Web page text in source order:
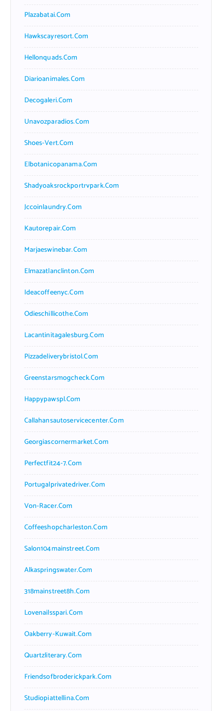
Plazabatai.com
Hawkscayresort.com
Hellonquads.com
Diarioanimales.com
Decogaleri.com
Unavozparadios.com
Shoes-Vert.com
Elbotanicopanama.com
Shadyoaksrockportrvpark.com
Jccoinlaundry.com
Kautorepair.com
Marjaeswinebar.com
Elmazatlanclinton.com
Ideacoffeenyc.com
Odieschillicothe.com
Lacantinitagalesburg.com
Pizzadeliverybristol.com
Greenstarsmogcheck.com
Happypawspl.com
Callahansautoservicecenter.com
Georgiascornermarket.com
Perfectfit24-7.com
Portugalprivatedriver.com
Von-Racer.com
Coffeeshopcharleston.com
Salon104mainstreet.com
Alkaspringswater.com
318mainstreet8h.com
Lovenailsspari.com
Oakberry-Kuwait.com
Quartzliterary.com
Friendsofbroderickpark.com
Studiopiattellina.com